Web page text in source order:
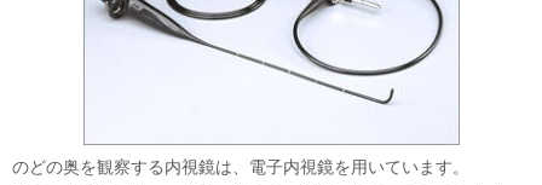
のどの奥を観察する内視鏡は、電子内視鏡を用いています。